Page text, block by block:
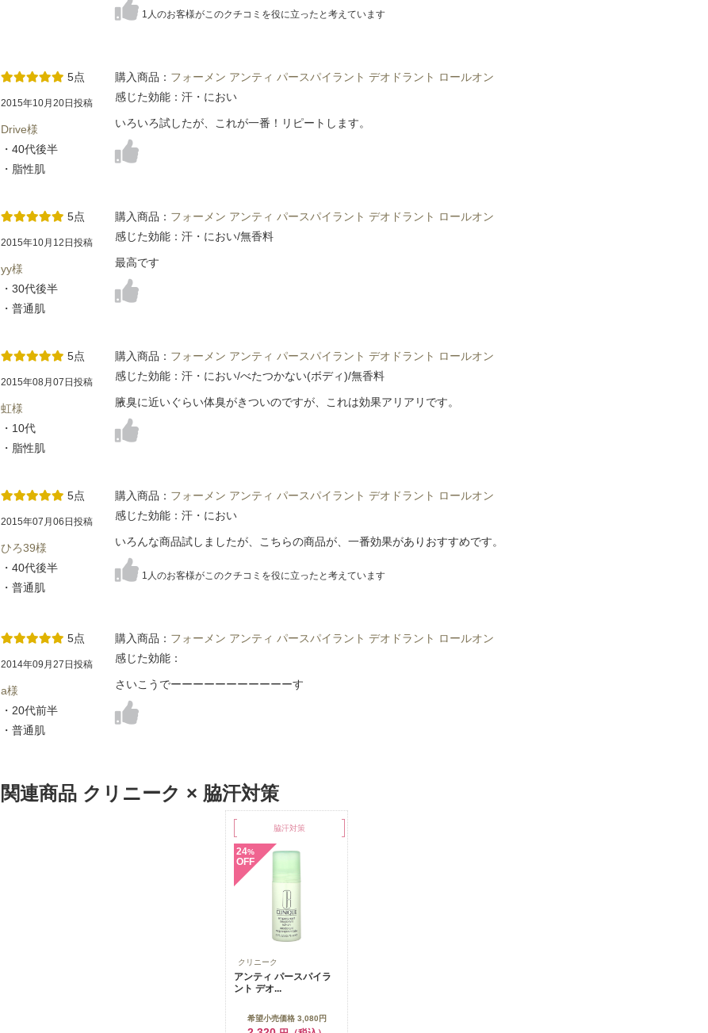
1人のお客様がこのクチコミを役に立ったと考えています
5点
2015年10月20日投稿
Drive様
・40代後半
・脂性肌
購入商品： フォーメン アンティ パースパイラント デオドラント ロールオン
感じた効能：汗・におい
いろいろ試したが、これが一番！リピートします。
5点
2015年10月12日投稿
yy様
・30代後半
・普通肌
購入商品： フォーメン アンティ パースパイラント デオドラント ロールオン
感じた効能：汗・におい/無香料
最高です
5点
2015年08月07日投稿
虹様
・10代
・脂性肌
購入商品： フォーメン アンティ パースパイラント デオドラント ロールオン
感じた効能：汗・におい/べたつかない(ボディ)/無香料
腋臭に近いぐらい体臭がきついのですが、これは効果アリアリです。
5点
2015年07月06日投稿
ひろ39様
・40代後半
・普通肌
購入商品： フォーメン アンティ パースパイラント デオドラント ロールオン
感じた効能：汗・におい
いろんな商品試しましたが、こちらの商品が、一番効果がありおすすめです。
1人のお客様がこのクチコミを役に立ったと考えています
5点
2014年09月27日投稿
a様
・20代前半
・普通肌
購入商品： フォーメン アンティ パースパイラント デオドラント ロールオン
感じた効能：
さいこうでーーーーーーーーーーーす
関連商品 クリニーク × 脇汗対策
脇汗対策
24%
OFF
クリニーク
アンティ パースパイラ
ント デオ...
希望小売価格 3,080円